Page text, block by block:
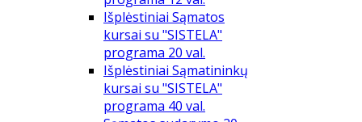
Išplėstiniai Sąmatos
kursai su "SISTELA"
programa 20 val.
Išplėstiniai Sąmatininkų
kursai su "SISTELA"
programa 40 val.